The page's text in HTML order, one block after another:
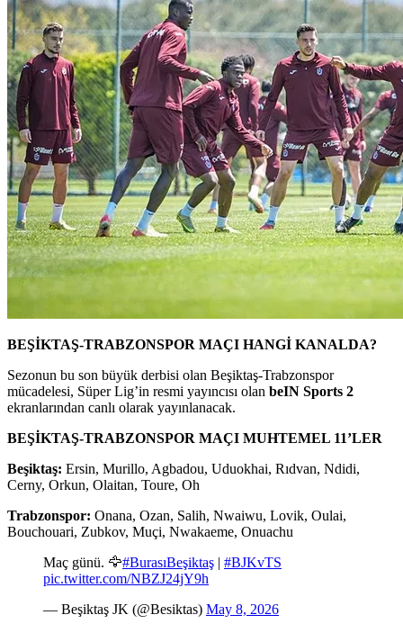
BEŞİKTAŞ-TRABZONSPOR MAÇI HANGİ KANALDA?
Sezonun bu son büyük derbisi olan Beşiktaş-Trabzonspor
mücadelesi, Süper Lig’in resmi yayıncısı olan beIN Sports 2
ekranlarından canlı olarak yayınlanacak.
BEŞİKTAŞ-TRABZONSPOR MAÇI MUHTEMEL 11’LER
Beşiktaş: Ersin, Murillo, Agbadou, Uduokhai, Rıdvan, Ndidi,
Cerny, Orkun, Olaitan, Toure, Oh
Trabzonspor: Onana, Ozan, Salih, Nwaiwu, Lovik, Oulai,
Bouchouari, Zubkov, Muçi, Nwakaeme, Onuachu
Maç günü. 🦅#BurasıBeşiktaş | #BJKvTS
pic.twitter.com/NBZJ24jY9h
— Beşiktaş JK (@Besiktas) May 8, 2026